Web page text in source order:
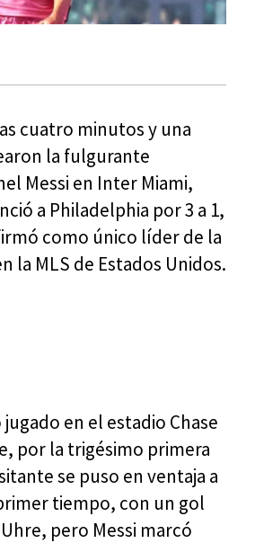
cuatro minutos y una
la fulgurante
Messi en Inter Miami,
a Philadelphia por 3 a 1,
como único líder de la
la MLS de Estados Unidos.
en el estadio Chase
por la trigésimo primera
se puso en ventaja a
tiempo, con un gol
pero Messi marcó